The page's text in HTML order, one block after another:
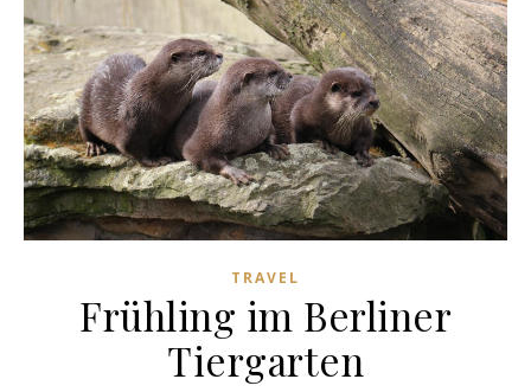
TRAVEL
Frühling im Berliner
Tiergarten